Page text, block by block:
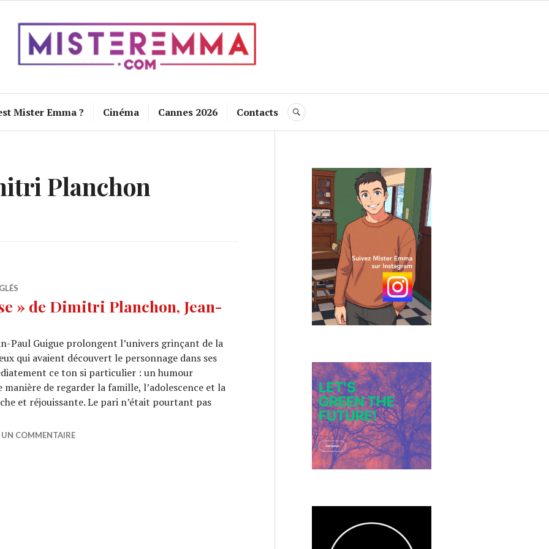
Mister Emma ? Cinéma Cannes 2026 Contacts RECHERCHE
Planchon
» de Dimitri Planchon, Jean-
Paul Guigue prolongent l’univers grinçant de la
qui avaient découvert le personnage dans ses
ce ton si particulier : un humour
manière de regarder la famille, l’adolescence et la
et réjouissante. Le pari n’était pourtant pas
2026 : « Blaise » de Dimitri Planchon, Jean-Paul Guigue
UN COMMENTAIRE